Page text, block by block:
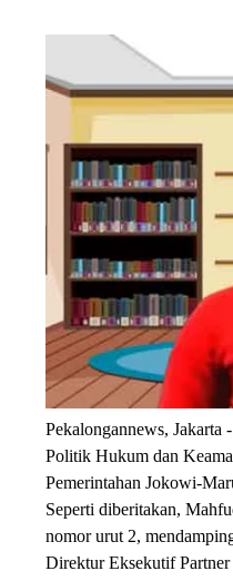
Pekalongannews, Jakarta -
Politik Hukum dan
Pemerintahan Jokowi-
Seperti diberitakan,
nomor urut 2,
Direktur Eksekutif